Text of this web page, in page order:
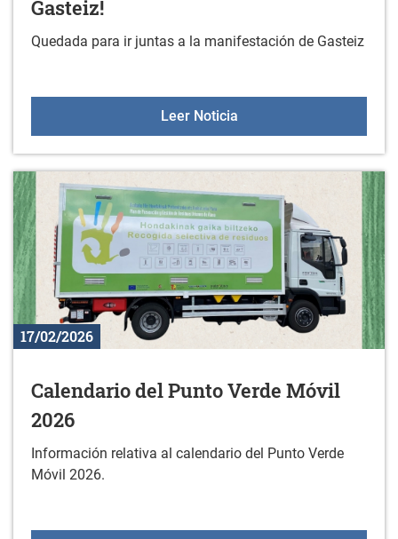
Gasteiz!
Quedada para ir juntas a la manifestación de Gasteiz
Leer NoticiaEl 8 de marzo, vamos
17/02/2026
Calendario del Punto Verde Móvil
2026
Información relativa al calendario del Punto Verde
Móvil 2026.